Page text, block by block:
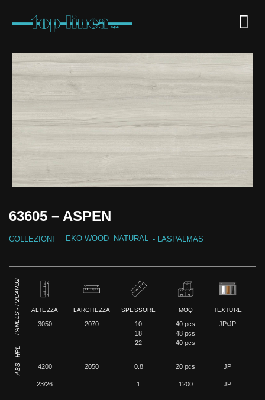
63605 – ASPEN
COLLEZIONI - EKO WOOD- NATURAL - LASPALMAS
PANELS - P2CARB2 ALTEZZA
3050
LARGHEZZA
2070
SPESSORE
10
18
22
MOQ
40 pcs
48 pcs
40 pcs
TEXTURE
JP/JP
HPL
4200 2050 0.8 20 pcs JP
ABS
23/26 1 1200 JP